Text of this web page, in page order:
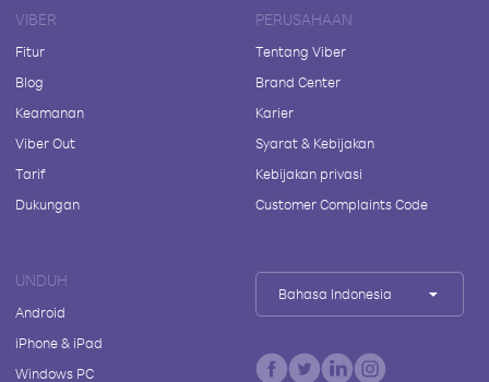
VIBER
Fitur
Blog
Keamanan
Viber Out
Tarif
Dukungan
PERUSAHAAN
Tentang Viber
Brand Center
Karier
Syarat & Kebijakan
Kebijakan privasi
Customer Complaints Code
UNDUH
Android
iPhone & iPad
Windows PC
Bahasa Indonesia